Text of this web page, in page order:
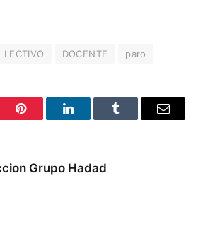
LECTIVO DOCENTE paro
Pinterest LinkedInTumblr
Correo
Grupo Hadad